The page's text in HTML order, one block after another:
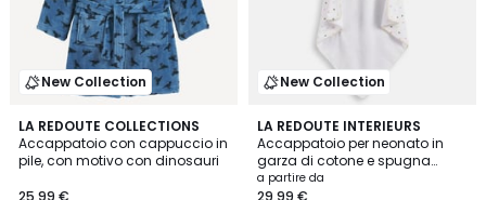
New Collection
LA REDOUTE COLLECTIONS
Accappatoio con cappuccio in
pile, con motivo con dinosauri
25,99 €
New Collection
LA REDOUTE INTERIEURS
Accappatoio per neonato in
garza di cotone e spugna
bouclette 380g, SCACCO
a partire da
29,99 €